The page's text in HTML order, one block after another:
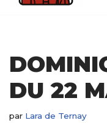
contenu
DU 22
par Lara de Ternay